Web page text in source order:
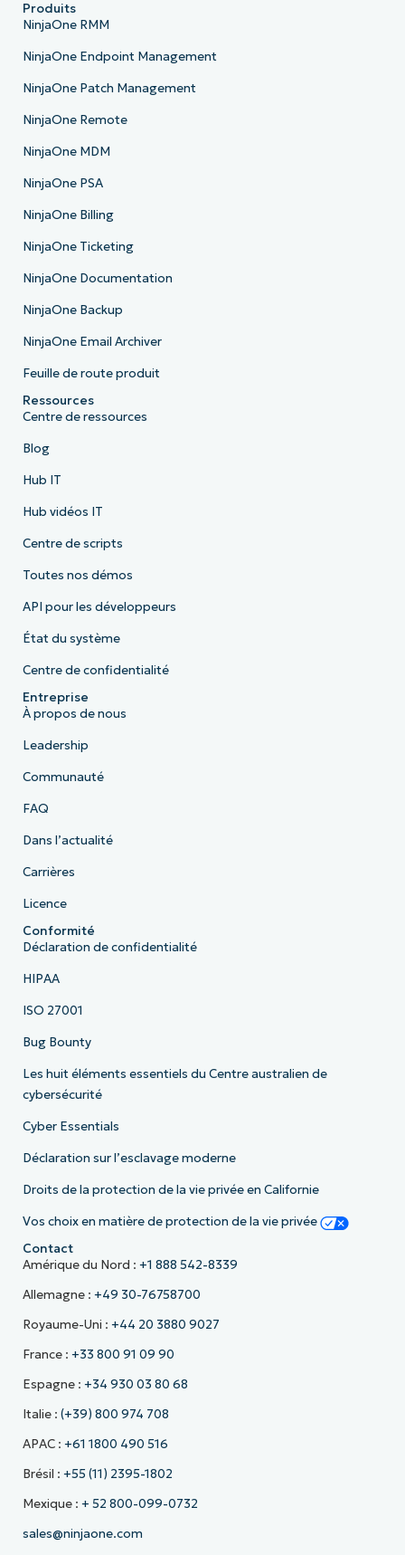
Produits
NinjaOne RMM
NinjaOne Endpoint Management
NinjaOne Patch Management
NinjaOne Remote
NinjaOne MDM
NinjaOne PSA
NinjaOne Billing
NinjaOne Ticketing
NinjaOne Documentation
NinjaOne Backup
NinjaOne Email Archiver
Feuille de route produit
Ressources
Centre de ressources
Blog
Hub IT
Hub vidéos IT
Centre de scripts
Toutes nos démos
API pour les développeurs
État du système
Centre de confidentialité
Entreprise
À propos de nous
Leadership
Communauté
FAQ
Dans l’actualité
Carrières
Licence
Conformité
Déclaration de confidentialité
HIPAA
ISO 27001
Bug Bounty
Les huit éléments essentiels du Centre australien de
cybersécurité
Cyber Essentials
Déclaration sur l’esclavage moderne
Droits de la protection de la vie privée en Californie
Vos choix en matière de protection de la vie privée
Contact
Amérique du Nord : +1 888 542-8339
Allemagne : +49 30-76758700
Royaume-Uni : +44 20 3880 9027
France : +33 800 91 09 90
Espagne : +34 930 03 80 68
Italie : (+39) 800 974 708
APAC : +61 1800 490 516
Brésil : +55 (11) 2395-1802
Mexique : + 52 800-099-0732
sales@ninjaone.com